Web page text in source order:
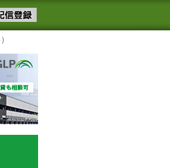
ュースメール配信を登録す